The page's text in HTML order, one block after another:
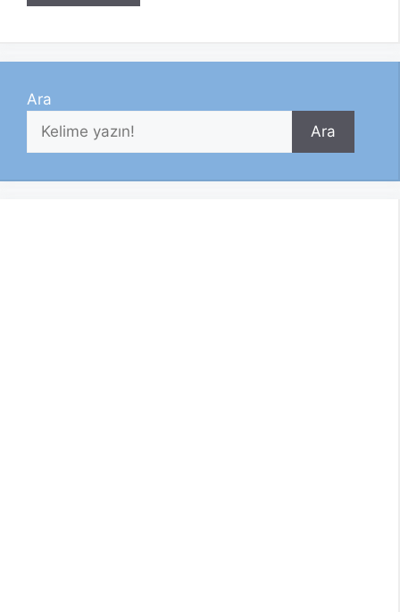
Ara
Ara